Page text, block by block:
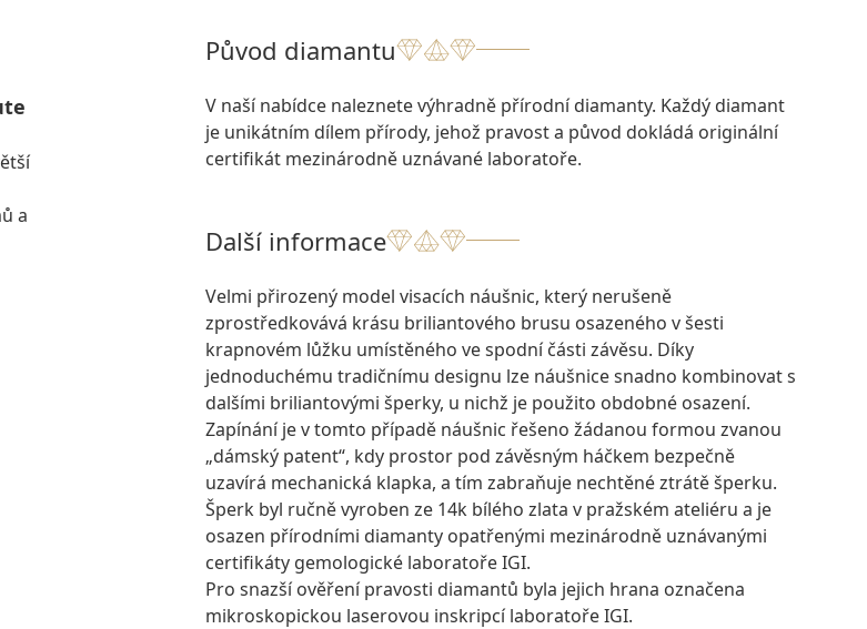
a
Původ diamantu
V naší nabídce naleznete výhradně přírodní diamanty. Každý diamant
je unikátním dílem přírody, jehož pravost a původ dokládá originální
certifikát mezinárodně uznávané laboratoře.
Další informace
Velmi přirozený model visacích náušnic, který nerušeně
zprostředkovává krásu briliantového brusu osazeného v šesti
krapnovém lůžku umístěného ve spodní části závěsu. Díky
jednoduchému tradičnímu designu lze náušnice snadno kombinovat s
dalšími briliantovými šperky, u nichž je použito obdobné osazení.
Zapínání je v tomto případě náušnic řešeno žádanou formou zvanou
„dámský patent“, kdy prostor pod závěsným háčkem bezpečně
uzavírá mechanická klapka, a tím zabraňuje nechtěné ztrátě šperku.
Šperk byl ručně vyroben ze 14k bílého zlata v pražském ateliéru a je
osazen přírodními diamanty opatřenými mezinárodně uznávanými
certifikáty gemologické laboratoře IGI.
Pro snazší ověření pravosti diamantů byla jejich hrana označena
mikroskopickou laserovou inskripcí laboratoře IGI.